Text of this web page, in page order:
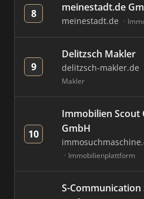
8 meinestadt.de
meinestadt.de
9
Delitzsch Makler
delitzsch-makler.de
Makler
10
Immobilien Scout
GmbH
Immobilienplattform
S-Communication